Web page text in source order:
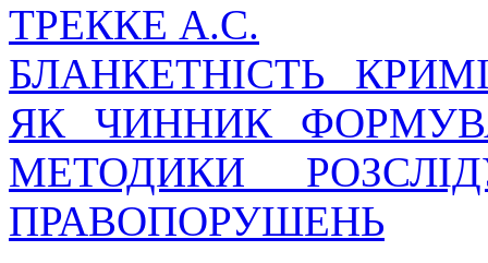
ТРЕККЕ А.С.
БЛАНКЕТНІСТЬ
ЯК ЧИННИК
МЕТОДИКИ
ПРАВОПОРУШЕНЬ